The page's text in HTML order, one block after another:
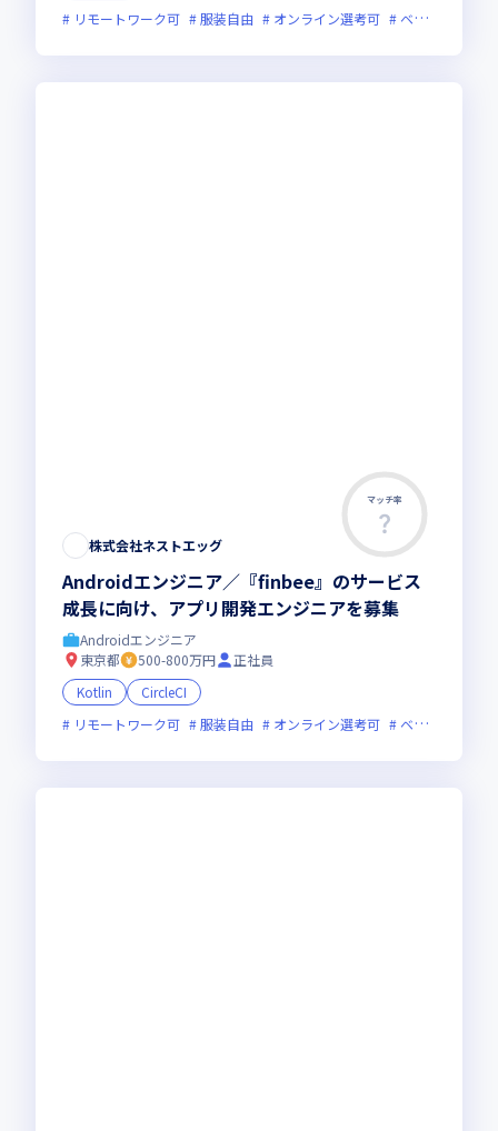
リモートワーク可
服装自由 オンライン選考可 ベンチャー企業
マッチ率
株式会社ネストエッグ
Androidエンジニア／『finbee』のサービス
成長に向け、アプリ開発エンジニアを募集
Androidエンジニア
東京都
500-800万円
正社員
Kotlin
CircleCI
リモートワーク可
服装自由 オンライン選考可 ベンチャー企業